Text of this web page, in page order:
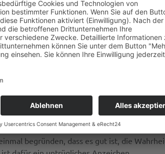
Ernsthaftes Denken steht unhintergehbar
indem sie sich einem Wirklichen zeigt,
nichts? Und warum gibt es in
Fragen keine Antwort. Wie
Objekt hat die Eigenschaft wahr oder
begründen, dass es gut ist, die